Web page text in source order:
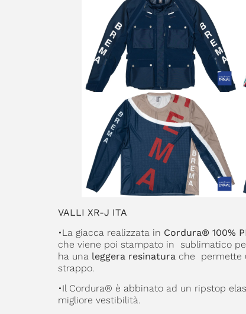
VALLI XR-J ITA
•La giacca realizzata in Cordura® 100%
che viene poi stampato in sublimatico
ha unaleggera resinatura che permette
strappo.
•Il Cordura® è abbinato ad un ripstop
migliore vestibilità.